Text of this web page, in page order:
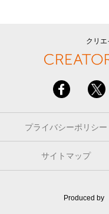
クリ
プライバシーポリシー
サイトマップ
Produced by